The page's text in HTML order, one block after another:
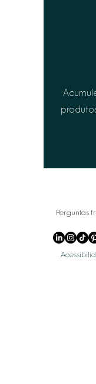
Perguntas